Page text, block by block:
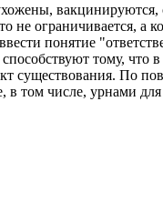
ограничивается, а
понятие
тому, что
По
том числе, урнами